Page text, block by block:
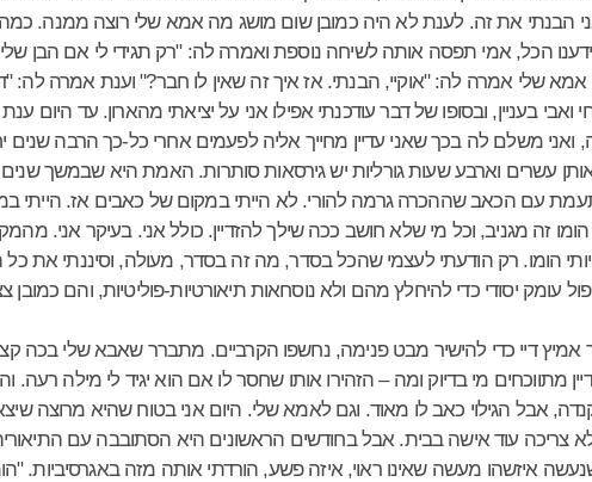
הבנתי את זה. לענת לא היה כמובן שום מושג מה אמא שלי רוצה ממנה.
ידענו הכל, אמי תפסה אותה לשיחה נוספת ואמרה לה: "רק תגידי לי אם הבן
שלי אמרה לה: "אוקיי, הבנתי. אז איך זה שאין לו חבר?" וענת אמרה לה:
ואבי בעניין, ובסופו של דבר עודכנתי אפילו אני על יציאתי מהארון. עד היום
ואני משלם לה בכך שאני עדיין מחייך אליה לפעמים אחרי כל-כך הרבה שנים
עשרים וארבע שעות גורליות יש גירסאות סותרות. האמת היא שבמשך
עם הכאב שההכרה גרמה להורי. לא הייתי במקום של כאבים אז. הייתי
הומו זה מגניב, וכל מי שלא חושב ככה שילך להזדיין. כולל אני. בעיקר אני.
הומו. רק הודעתי לעצמי שהכל בסדר, מה זה בסדר, מעולה, וסיננתי את
עומק יסודי כדי להיחלץ מהם ולא נוסחאות תיאורטיות-פוליטיות, והם כמובן
אמיץ דיי כדי להישיר מבט פנימה, נחשפו הקרביים. מתברר שאבא שלי בכה
מתווכחים מי בדיוק ומה – הזהירו אותו שחסר לו אם הוא יגיד לי מילה רעה.
אבל הגילוי כאב לו מאוד. וגם לאמא שלי. היום אני בטוח שהיא מרוצה
צריכה עוד אישה בבית. אבל בחודשים הראשונים היא הסתובבה עם
איזשהו מעשה שאינו ראוי, איזה פשע, הורדתי אותה מזה באגרסיביות.